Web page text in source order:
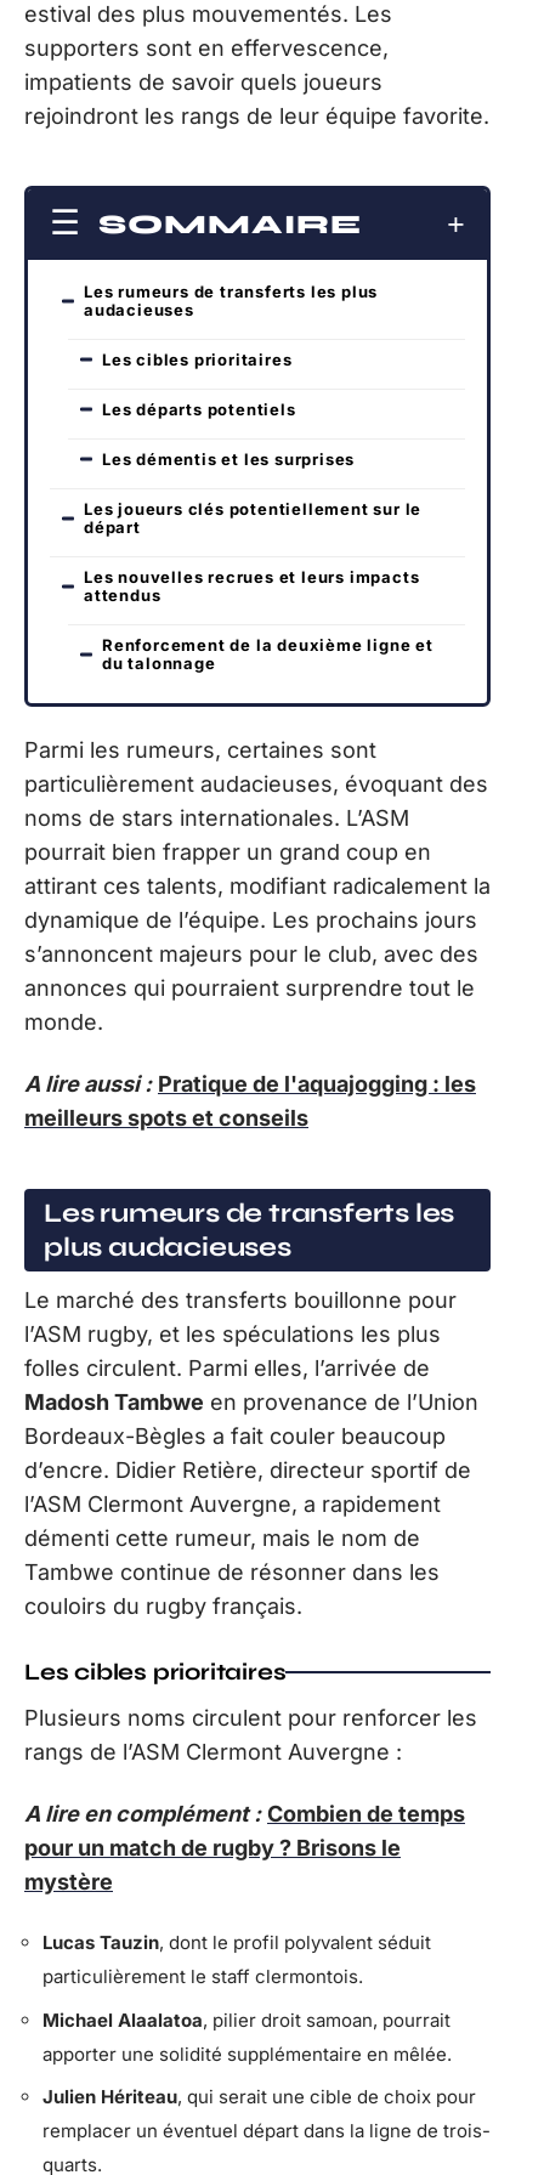
estival des plus mouvementés. Les
supporters sont en effervescence,
impatients de savoir quels joueurs
rejoindront les rangs de leur équipe favorite.
SOMMAIRE
Les rumeurs de transferts les plus
audacieuses
Les cibles prioritaires
Les départs potentiels
Les démentis et les surprises
Les joueurs clés potentiellement sur le
départ
Les nouvelles recrues et leurs impacts
attendus
Renforcement de la deuxième ligne et
du talonnage
Parmi les rumeurs, certaines sont
particulièrement audacieuses, évoquant des
noms de stars internationales. L’ASM
pourrait bien frapper un grand coup en
attirant ces talents, modifiant radicalement la
dynamique de l’équipe. Les prochains jours
s’annoncent majeurs pour le club, avec des
annonces qui pourraient surprendre tout le
monde.
A lire aussi : Pratique de l'aquajogging : les
meilleurs spots et conseils
Les rumeurs de transferts les
plus audacieuses
Le marché des transferts bouillonne pour
l’ASM rugby, et les spéculations les plus
folles circulent. Parmi elles, l’arrivée de
Madosh Tambwe en provenance de l’Union
Bordeaux-Bègles a fait couler beaucoup
d’encre. Didier Retière, directeur sportif de
l’ASM Clermont Auvergne, a rapidement
démenti cette rumeur, mais le nom de
Tambwe continue de résonner dans les
couloirs du rugby français.
Les cibles prioritaires
Plusieurs noms circulent pour renforcer les
rangs de l’ASM Clermont Auvergne :
A lire en complément : Combien de temps
pour un match de rugby ? Brisons le
mystère
Lucas Tauzin, dont le profil polyvalent séduit
particulièrement le staff clermontois.
Michael Alaalatoa, pilier droit samoan, pourrait
apporter une solidité supplémentaire en mêlée.
Julien Hériteau, qui serait une cible de choix pour
remplacer un éventuel départ dans la ligne de trois-
quarts.